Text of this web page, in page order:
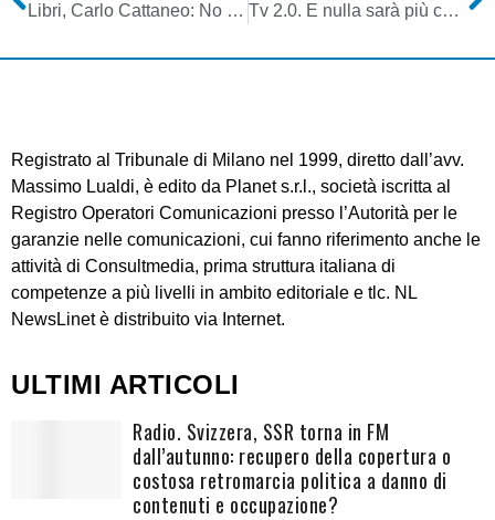
Libri, Carlo Cattaneo: No allo Stato compatto. Tv 2.0. E nulla sarà più come prima
Registrato al Tribunale di Milano nel 1999, diretto dall’avv.
Massimo Lualdi, è edito da Planet s.r.l., società iscritta al
Registro Operatori Comunicazioni presso l’Autorità per le
garanzie nelle comunicazioni, cui fanno riferimento anche le
attività di Consultmedia, prima struttura italiana di
competenze a più livelli in ambito editoriale e tlc. NL
NewsLinet è distribuito via Internet.
ULTIMI ARTICOLI
Radio. Svizzera, SSR torna in FM
dall’autunno: recupero della copertura o
costosa retromarcia politica a danno di
contenuti e occupazione?